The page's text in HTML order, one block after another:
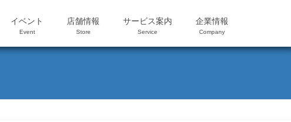
イベント
Event
店舗情報
Store
サービス案内
Service
企業情報
Company